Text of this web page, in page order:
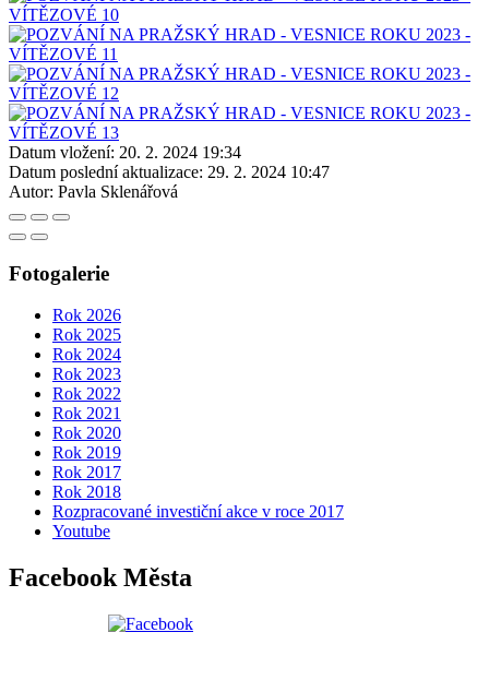
Datum vložení: 20. 2. 2024 19:34
Datum poslední aktualizace: 29. 2. 2024 10:47
Autor: Pavla Sklenářová
Fotogalerie
Rok 2026
Rok 2025
Rok 2024
Rok 2023
Rok 2022
Rok 2021
Rok 2020
Rok 2019
Rok 2017
Rok 2018
Rozpracované investiční akce v roce 2017
Youtube
Facebook Města